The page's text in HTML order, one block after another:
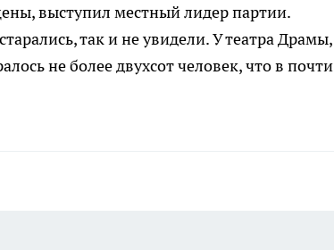
выступил местный лидер партии.
так и не увидели. У театра Драмы,
не более двухсот человек, что в почти